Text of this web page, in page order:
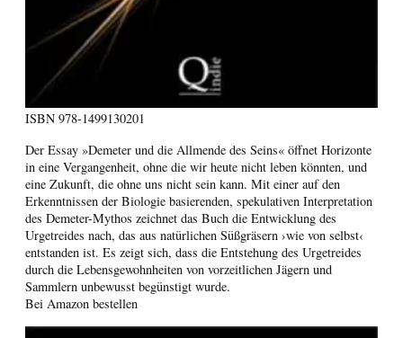
ISBN 978-1499130201
Der Essay »Demeter und die Allmende des Seins« öffnet Horizonte
in eine Vergangenheit, ohne die wir heute nicht leben könnten, und
eine Zukunft, die ohne uns nicht sein kann. Mit einer auf den
Erkenntnissen der Biologie basierenden, spekulativen Interpretation
des Demeter-Mythos zeichnet das Buch die Entwicklung des
Urgetreides nach, das aus natürlichen Süßgräsern ›wie von selbst‹
entstanden ist. Es zeigt sich, dass die Entstehung des Urgetreides
durch die Lebensgewohnheiten von vorzeitlichen Jägern und
Sammlern unbewusst begünstigt wurde.
Bei Amazon bestellen